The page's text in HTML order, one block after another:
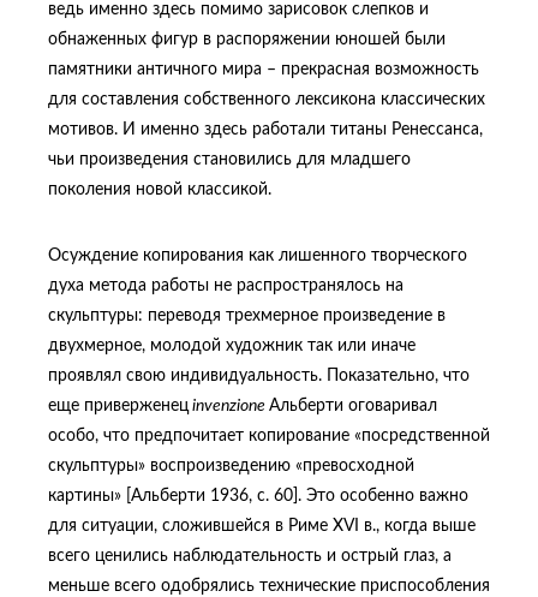
ведь именно здесь помимо зарисовок слепков и
обнаженных фигур в распоряжении юношей были
памятники античного мира – прекрасная возможность
для составления собственного лексикона классических
мотивов. И именно здесь работали титаны Ренессанса,
чьи произведения становились для младшего
поколения новой классикой.
Осуждение копирования как лишенного творческого
духа метода работы не распространялось на
скульптуры: переводя трехмерное произведение в
двухмерное, молодой художник так или иначе
проявлял свою индивидуальность. Показательно, что
еще приверженец invenzione Альберти оговаривал
особо, что предпочитает копирование «посредственной
скульптуры» воспроизведению «превосходной
картины» [Альберти 1936, с. 60]. Это особенно важно
для ситуации, сложившейся в Риме XVI в., когда выше
всего ценились наблюдательность и острый глаз, а
меньше всего одобрялись технические приспособления